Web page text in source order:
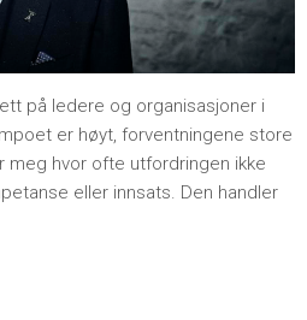
på ledere og organisasjoner i
er høyt, forventningene store
meg hvor ofte utfordringen ikke
eller innsats. Den handler